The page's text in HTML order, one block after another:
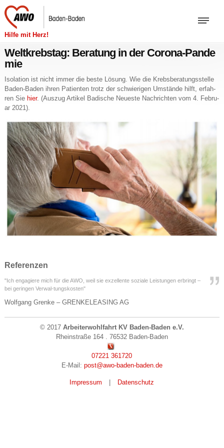
Hilfe mit Herz!
Weltkrebstag: Beratung in der Corona-Pande
mie
Iso­la­ti­on ist nicht immer die beste Lö­sung. Wie die Krebs­be­ra­tungs­stel­le
Ba­den-Ba­den ihren Pa­ti­en­ten trotz der schwie­ri­gen Um­stän­de hilft, er­fah­
ren Sie hier. (Aus­zug Ar­ti­kel Ba­di­sche Neu­es­te Nach­rich­ten vom 4. Fe­bru­
ar 2021).
Referenzen
"Ich engagiere mich für die AWO, weil sie exzellente soziale Leistungen erbringt –
bei geringen Verwal-tungskosten"
Wolfgang Grenke – GRENKELEASING AG
© 2017 Arbeiterwohlfahrt KV Baden-Baden e.V.
Rheinstraße 164 . 76532 Baden-Baden
07221 361720
E-Mail: post@awo-baden-baden.de
Impressum Datenschutz